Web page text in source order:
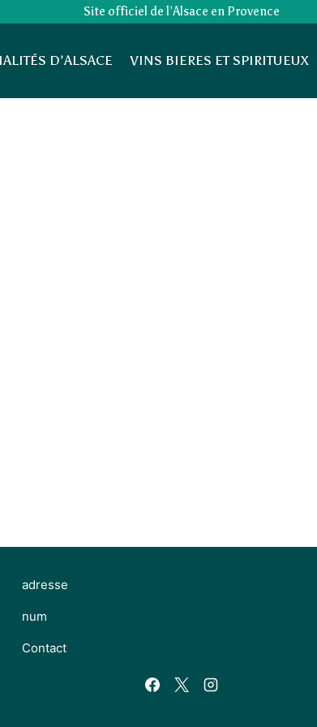
Site officiel de l’Alsace en Provence
D’ALSACE VINS BIERES ET SPIRITUEUX
adresse
num
Contact